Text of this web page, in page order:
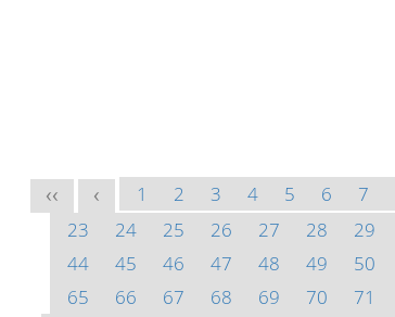
<< < 1 2 3 4 5 6 7
23
24 25 26 27 28 29
44
45 46 47 48 49 50
65
66 67 68 69 70 71